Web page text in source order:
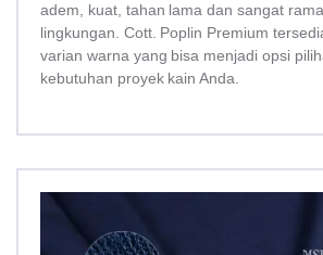
adem, kuat, tahan lama dan sangat
lingkungan. Cott. Poplin Premium
varian warna yang bisa menjadi opsi
kebutuhan proyek kain Anda.